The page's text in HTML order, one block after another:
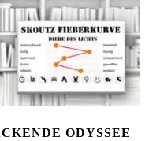
ODYSSEE